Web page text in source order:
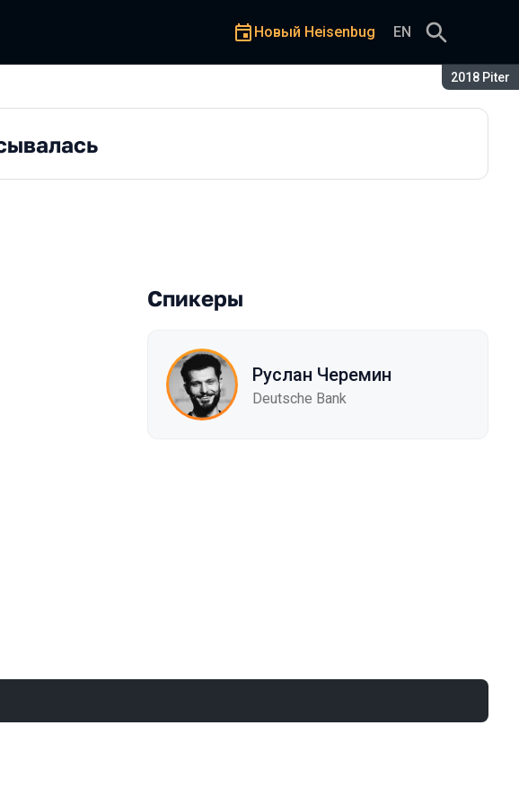
Сезон:
2018 Piter
Новый Heisenbug EN
практический опыт
Спикеры
Руслан Черемин
Deutsche Bank